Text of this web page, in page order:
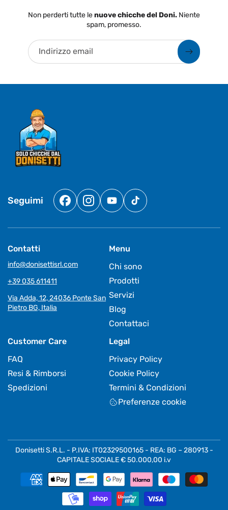
Non perderti tutte lenuove chicche del Doni. Niente
spam, promesso.
Indirizzo email
Seguimi
FacebookInstagram
YouTubeTikTok
Contatti
info@donisettisrl.com
+39 035 611411
Via Adda, 12, 24036 Ponte San
Pietro BG, Italia
Menu
Chi sono
Prodotti
Servizi
Blog
Contattaci
Customer Care
FAQ
Resi & Rimborsi
Spedizioni
Legal
Privacy Policy
Cookie Policy
Termini & Condizioni
Preferenze cookie
Donisetti S.R.L. - P.IVA: IT02329500165 - REA: BG – 280913 -
CAPITALE SOCIALE € 50.000,00 i.v
Metodi